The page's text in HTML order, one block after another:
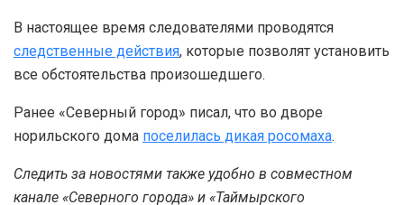
В настоящее время следователями проводятся
следственные действия, которые позволят установить
все обстоятельства произошедшего.
Ранее «Северный город» писал, что во дворе
норильского дома поселилась дикая росомаха.
Следить за новостями также удобно в совместном
канале «Северного города» и «Таймырского